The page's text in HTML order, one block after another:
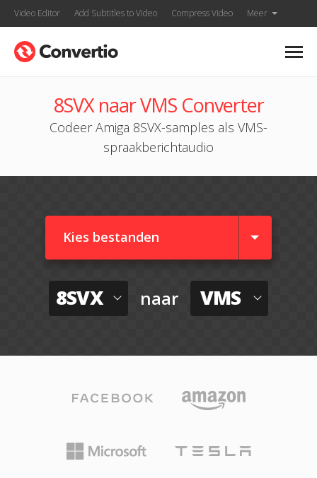
Video Editor Add Subtitles to Video Compress Video Meer
8SVX naar VMS Converter
Codeer Amiga 8SVX-samples als VMS-
spraakberichtaudio
Kies bestanden
8SVX naar VMS